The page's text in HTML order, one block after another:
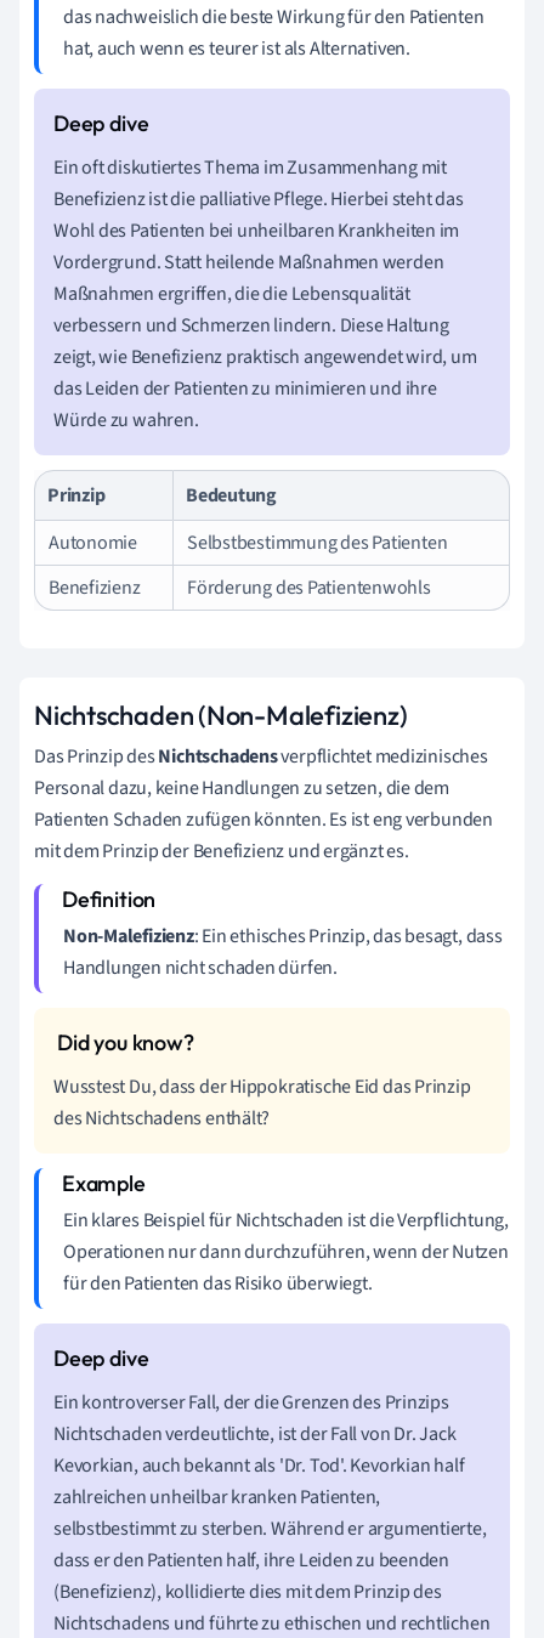
das nachweislich die beste Wirkung für den Patienten
hat, auch wenn es teurer ist als Alternativen.
Ein oft diskutiertes Thema im Zusammenhang mit
Benefizienz ist die palliative Pflege. Hierbei steht das
Wohl des Patienten bei unheilbaren Krankheiten im
Vordergrund. Statt heilende Maßnahmen werden
Maßnahmen ergriffen, die die Lebensqualität
verbessern und Schmerzen lindern. Diese Haltung
zeigt, wie Benefizienz praktisch angewendet wird, um
das Leiden der Patienten zu minimieren und ihre
Würde zu wahren.
Prinzip
Bedeutung
Autonomie
Selbstbestimmung des Patienten
Benefizienz
Förderung des Patientenwohls
Nichtschaden (Non-Malefizienz)
Das Prinzip desNichtschadensverpflichtet medizinisches
Personal dazu, keine Handlungen zu setzen, die dem
Patienten Schaden zufügen könnten. Es ist eng verbunden
mit dem Prinzip der Benefizienz und ergänzt es.
Non-Malefizienz: Ein ethisches Prinzip, das besagt, dass
Handlungen nicht schaden dürfen.
Wusstest Du, dass der Hippokratische Eid das Prinzip
des Nichtschadens enthält?
Ein klares Beispiel für Nichtschaden ist die Verpflichtung,
Operationen nur dann durchzuführen, wenn der Nutzen
für den Patienten das Risiko überwiegt.
Ein kontroverser Fall, der die Grenzen des Prinzips
Nichtschaden verdeutlichte, ist der Fall von Dr. Jack
Kevorkian, auch bekannt als 'Dr. Tod'. Kevorkian half
zahlreichen unheilbar kranken Patienten,
selbstbestimmt zu sterben. Während er argumentierte,
dass er den Patienten half, ihre Leiden zu beenden
(Benefizienz), kollidierte dies mit dem Prinzip des
Nichtschadens und führte zu ethischen und rechtlichen